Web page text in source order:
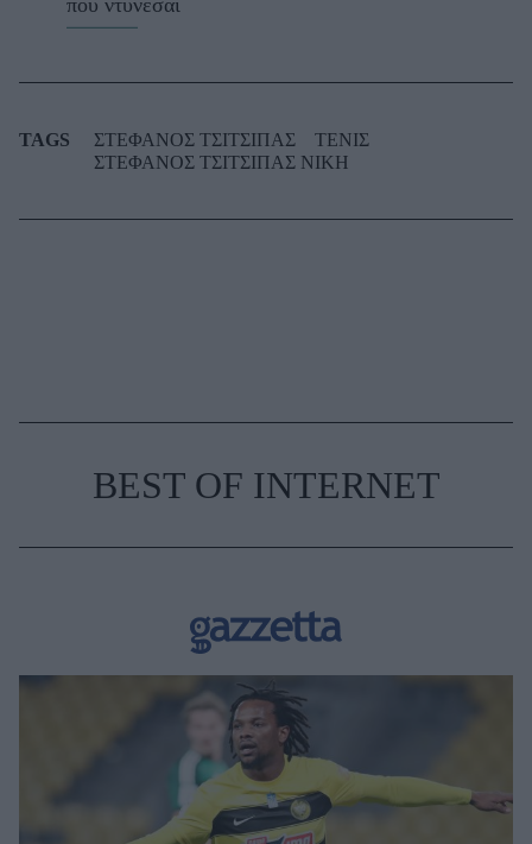
TAGS ΣΤΕΦΑΝΟΣ ΤΣΙΤΣΙΠΑΣ
ΤΕΝΙΣ
ΣΤΕΦΑΝΟΣ ΤΣΙΤΣΙΠΑΣ ΝΙΚΗ
BEST OF INTERNET